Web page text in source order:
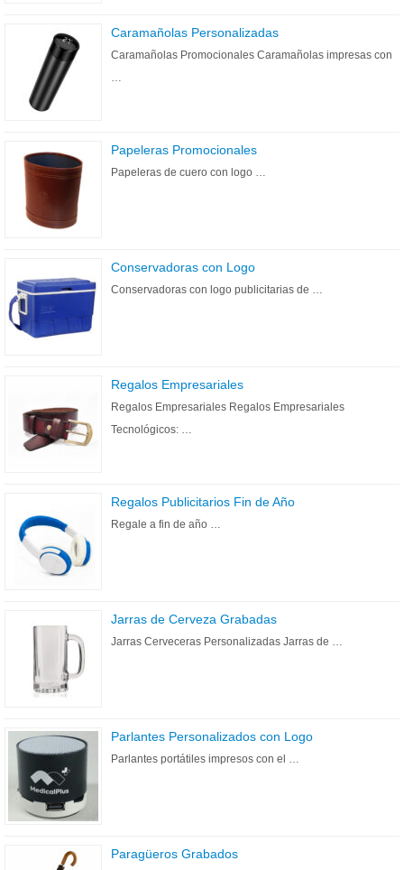
Caramañolas Personalizadas
Caramañolas Promocionales Caramañolas impresas con
…
Papeleras Promocionales
Papeleras de cuero con logo …
Conservadoras con Logo
Conservadoras con logo publicitarias de …
Regalos Empresariales
Regalos Empresariales Regalos Empresariales
Tecnológicos: …
Regalos Publicitarios Fin de Año
Regale a fin de año …
Jarras de Cerveza Grabadas
Jarras Cerveceras Personalizadas Jarras de …
Parlantes Personalizados con Logo
Parlantes portátiles impresos con el …
Paragüeros Grabados